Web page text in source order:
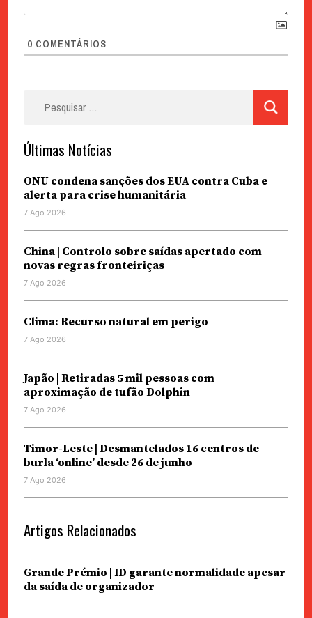
0 COMENTÁRIOS
Últimas Notícias
ONU condena sanções dos EUA contra Cuba e
alerta para crise humanitária
7 Ago 2026
China | Controlo sobre saídas apertado com
novas regras fronteiriças
7 Ago 2026
Clima: Recurso natural em perigo
7 Ago 2026
Japão | Retiradas 5 mil pessoas com
aproximação de tufão Dolphin
7 Ago 2026
Timor-Leste | Desmantelados 16 centros de
burla ‘online’ desde 26 de junho
7 Ago 2026
Artigos Relacionados
Grande Prémio | ID garante normalidade apesar
da saída de organizador